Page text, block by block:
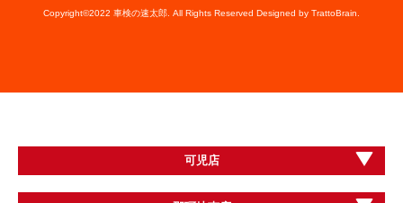
Copyright©2022 車検の速太郎. All Rights Reserved Designed by TrattoBrain.
可児店